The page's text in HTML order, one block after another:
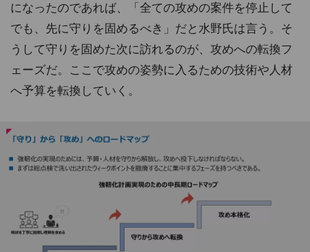
になったのであれば、「全ての攻めの案件を停止して
でも、先に守りを固めるべき」だと水野氏は言う。そ
うして守りを固めた次に訪れるのが、攻めへの転換フ
ェーズだ。ここで攻めの姿勢に入るための技術や人材
へ予算を転換していく。